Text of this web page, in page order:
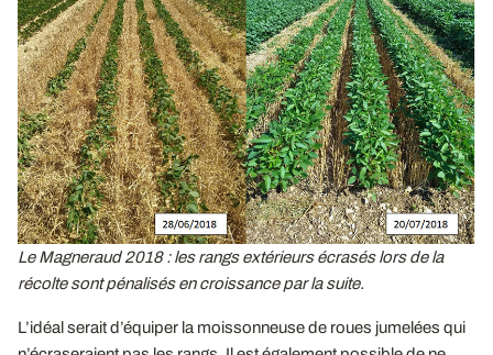
Le Magneraud 2018 : les rangs extérieurs écrasés lors de la
récolte sont pénalisés en croissance par la suite.
L’idéal serait d’équiper la moissonneuse de roues jumelées qui